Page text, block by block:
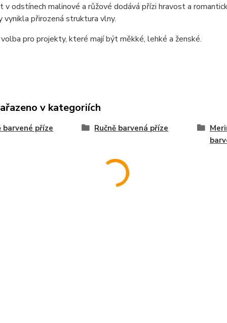
v odstínech malinové a růžové dodává přízi hravost a
vynikla přirozená struktura vlny.
volba pro projekty, které mají být měkké, lehké a ženské.
v kategoriích
barvené příze Ručně barvená příze